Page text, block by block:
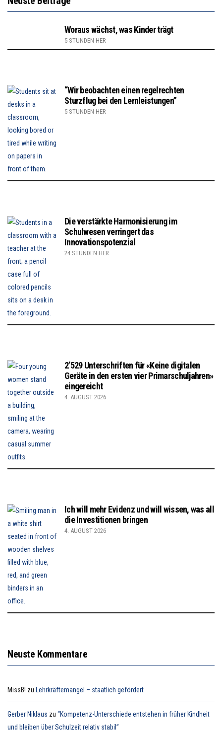
Woraus wächst, was Kinder trägt
5 STUNDEN HER
“Wir beobachten einen regelrechten
Sturzflug bei den Lernleistungen”
5 STUNDEN HER
Die verstärkte Harmonisierung im
Schulwesen verringert das
Innovationspotenzial
24 STUNDEN HER
2’529 Unterschriften für «Keine digitalen
Geräte in den ersten vier Primarschuljahren»
eingereicht
4. AUGUST 2026
Ich will mehr Evidenz und will wissen, was all
die Investitionen bringen
4. AUGUST 2026
Neuste Kommentare
MissB! zu Lehrkräftemangel – staatlich gefördert
Gerber Niklaus zu “Kompetenz-Unterschiede entstehen in früher Kindheit
und bleiben über Schulzeit relativ stabil”